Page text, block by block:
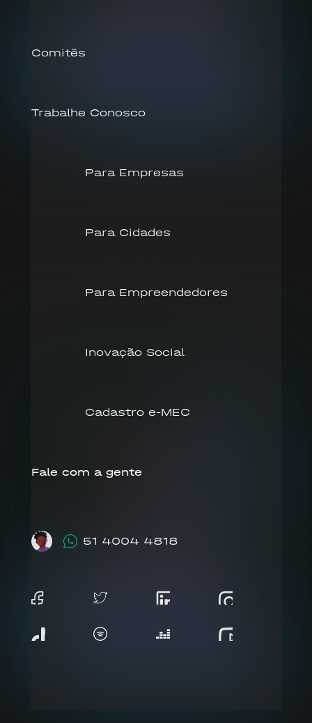
Comitês
Trabalhe Conosco
Para Empresas
Para Cidades
Para Empreendedores
Inovação Social
Cadastro e-MEC
Fale com a gente
51 4004 4818